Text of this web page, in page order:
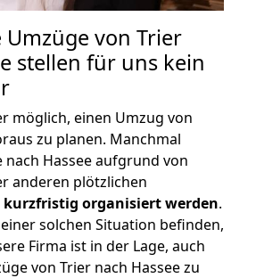
von Trier
stellen für uns kein
möglich, einen Umzug von
zu planen. Manchmal
nach Hassee aufgrund von
anderen plötzlichen
kurzfristig organisiert werden.
solchen Situation befinden,
Firma ist in der Lage, auch
von Trier nach Hassee zu